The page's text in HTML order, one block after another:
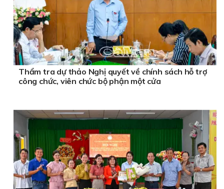
Thẩm tra dự thảo Nghị quyết về chính sách hỗ trợ
công chức, viên chức bộ phận một cửa